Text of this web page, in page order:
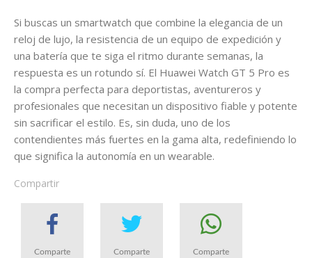
Si buscas un smartwatch que combine la elegancia de un
reloj de lujo, la resistencia de un equipo de expedición y
una batería que te siga el ritmo durante semanas, la
respuesta es un rotundo sí. El Huawei Watch GT 5 Pro es
la compra perfecta para deportistas, aventureros y
profesionales que necesitan un dispositivo fiable y potente
sin sacrificar el estilo. Es, sin duda, uno de los
contendientes más fuertes en la gama alta, redefiniendo lo
que significa la autonomía en un wearable.
Compartir
Comparte Comparte Comparte